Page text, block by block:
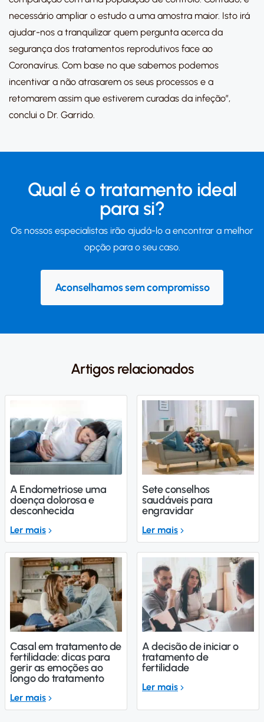
necessário ampliar o estudo a uma amostra maior. Isto irá
ajudar-nos a tranquilizar quem pergunta acerca da
segurança dos tratamentos reprodutivos face ao
Coronavírus. Com base no que sabemos podemos
incentivar a não atrasarem os seus processos e a
retomarem assim que estiverem curadas da infeção”,
conclui o Dr. Garrido.
Qual é o tratamento ideal
para si?
Os nossos especialistas irão ajudá-lo a encontrar a melhor
opção para o seu caso.
Aconselhamos sem compromisso
Artigos relacionados
A Endometriose uma
doença dolorosa e
desconhecida
Ler mais
Sete conselhos
saudáveis para
engravidar
Ler mais
Casal em tratamento de
fertilidade: dicas para
gerir as emoções ao
longo do tratamento
Ler mais
A decisão de iniciar o
tratamento de
fertilidade
Ler mais